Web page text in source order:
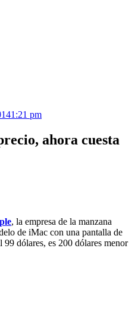
1:21 pm
ahora cuesta
, la empresa de la manzana
de iMac con una pantalla de
dólares, es 200 dólares menor